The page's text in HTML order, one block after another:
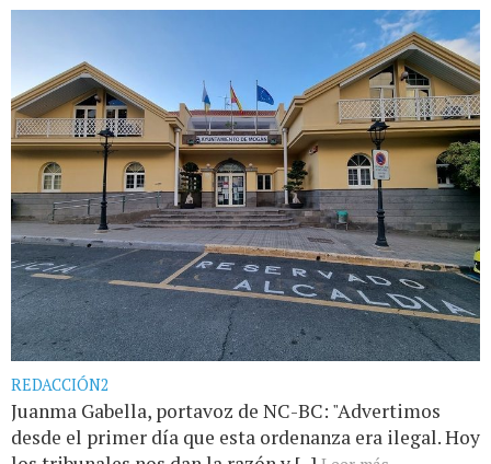
REDACCIÓN2
Juanma Gabella, portavoz de NC-BC: "Advertimos
desde el primer día que esta ordenanza era ilegal. Hoy